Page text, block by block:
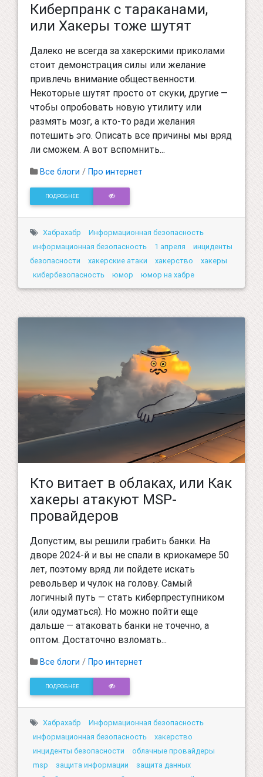
Киберпранк с тараканами,
или Хакеры тоже шутят
Далеко не всегда за хакерскими приколами
стоит демонстрация силы или желание
привлечь внимание общественности.
Некоторые шутят просто от скуки, другие —
чтобы опробовать новую утилиту или
размять мозг, а кто-то ради желания
потешить эго. Описать все причины мы вряд
ли сможем. А вот вспомнить...
Все блоги / Про интернет
ПОДРОБНЕЕ
Хабрахабр
Информационная безопасность
информационная безопасность
1 апреля
инциденты
безопасности
хакерские атаки хакерство
хакеры
кибербезопасность
юмор юмор на хабре
Кто витает в облаках, или Как
хакеры атакуют MSP-
провайдеров
Допустим, вы решили грабить банки. На
дворе 2024-й и вы не спали в криокамере 50
лет, поэтому вряд ли пойдете искать
револьвер и чулок на голову. Самый
логичный путь — стать киберпреступником
(или одуматься). Но можно пойти еще
дальше — атаковать банки не точечно, а
оптом. Достаточно взломать...
Все блоги / Про интернет
ПОДРОБНЕЕ
Хабрахабр
Информационная безопасность
информационная безопасность
хакерство
инциденты безопасности
облачные провайдеры
msp
защита информации
защита данных